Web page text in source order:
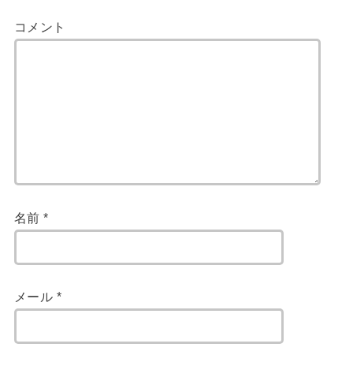
コメント
名前*
メール *